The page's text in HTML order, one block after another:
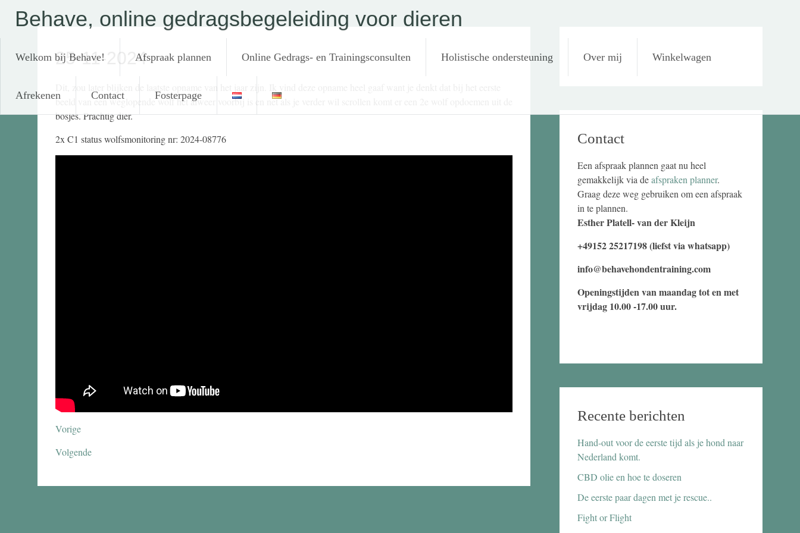
Behave, online gedragsbegeleiding voor dieren
Welkom bij Behave! Afspraak plannen Online Gedrags- en Trainingsconsulten Holistische ondersteuning Over mij Winkelwagen
Afrekenen Contact Fosterpage
25-11-2024
beeld van een weglopende wolf het alweer voorbij is en net als je verder wil scrollen komt er een 2e wolf opdoemen uit de
bosjes. Prachtig dier.
2x C1 status wolfsmonitoring nr: 2024-08776
Vorige
Volgende
Contact
Een afspraak plannen gaat nu heel
gemakkelijk via deafspraken planner.
Graag deze weg gebruiken om een afspraak
in te plannen.
Esther Platell- van der Kleijn
+49152 25217198 (liefst via whatsapp)
info@behavehondentraining.com
Openingstijden van maandag tot en met
vrijdag 10.00 -17.00 uur.
Recente berichten
Hand-out voor de eerste tijd als je hond naar
Nederland komt.
CBD olie en hoe te doseren
De eerste paar dagen met je rescue..
Fight or Flight